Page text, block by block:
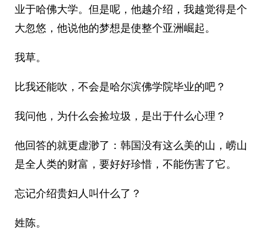
业于哈佛大学。但是呢，他越介绍，我越觉得是个
大忽悠，他说他的梦想是使整个亚洲崛起。
我草。
比我还能吹，不会是哈尔滨佛学院毕业的吧？
我问他，为什么会捡垃圾，是出于什么心理？
他回答的就更虚渺了：韩国没有这么美的山，崂山
是全人类的财富，要好好珍惜，不能伤害了它。
忘记介绍贵妇人叫什么了？
姓陈。